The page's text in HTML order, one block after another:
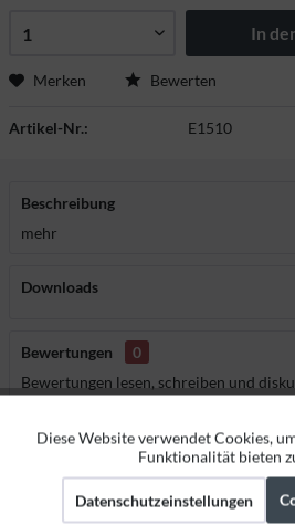
In
Merken Bewerten
Artikel-Nr.: E1510
Beschreibung
mehr
Downloads
Bewertungen
0
Bewertungen lesen, schreiben und
Ersatzteile
Herstellerangaben
Funktionale
Marketing
Diese Website verwendet Cookies,
Funktionalität bieten
Datenschutzeinstellungen